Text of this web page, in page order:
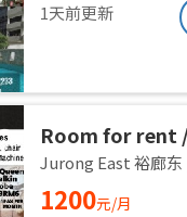
1天前更新
Room for rent
room / 1pax
Jurong East 裕廊东
1200元/月